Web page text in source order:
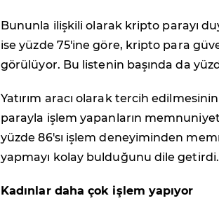
Bununla ilişkili olarak kripto parayı
ise yüzde 75'ine göre, kripto para
görülüyor. Bu listenin başında da
Yatırım aracı olarak tercih
parayla işlem yapanların memnuniyet
yüzde 86'sı işlem deneyiminden
yapmayı kolay bulduğunu dile getirdi.
Kadınlar daha çok işlem yapıyor